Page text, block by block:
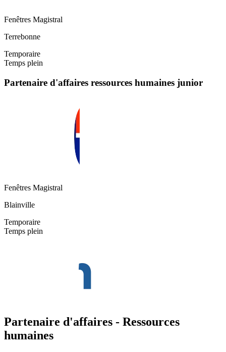
Fenêtres Magistral
Terrebonne
Temporaire
Temps plein
Partenaire d'affaires ressources humaines junior
Fenêtres Magistral
Blainville
Temporaire
Temps plein
Partenaire d'affaires - Ressources
humaines